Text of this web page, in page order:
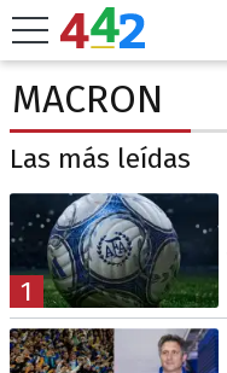
MACRON
Las más leídas
1